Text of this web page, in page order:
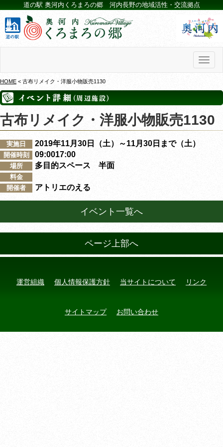
道の駅 奥河内くろまろの郷 河内長野の地域活性・交流拠点
HOME < 古布リメイク・洋服小物販売1130
古布リメイク・洋服小物販売1130
実施日 2019年11月30日（土）～11月30日まで（土）
開催時刻 09:0017:00
場所 多目的スペース 半面
料金
開催者
アトリエのえる
イベント一覧へ
ページ上部へ
運営組織 個人情報保護方針 当サイトについて リンク
サイトマップ お問い合わせ